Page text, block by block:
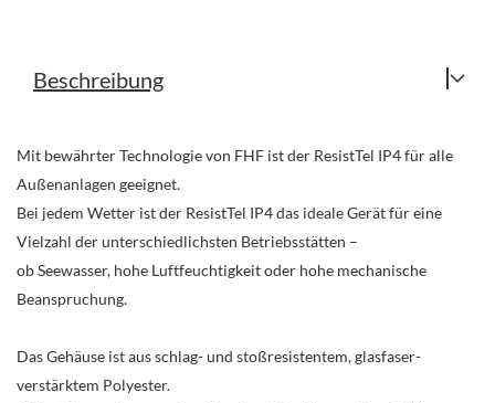
Beschreibung
Mit bewährter Technologie von FHF ist der ResistTel IP4 für alle
Außenanlagen geeignet.
Bei jedem Wetter ist der ResistTel IP4 das ideale Gerät für eine
Vielzahl der unterschiedlichsten Betriebsstätten –
ob Seewasser, hohe Luftfeuchtigkeit oder hohe mechanische
Beanspruchung.
Das Gehäuse ist aus schlag- und stoßresistentem, glasfaser-
verstärktem Polyester.